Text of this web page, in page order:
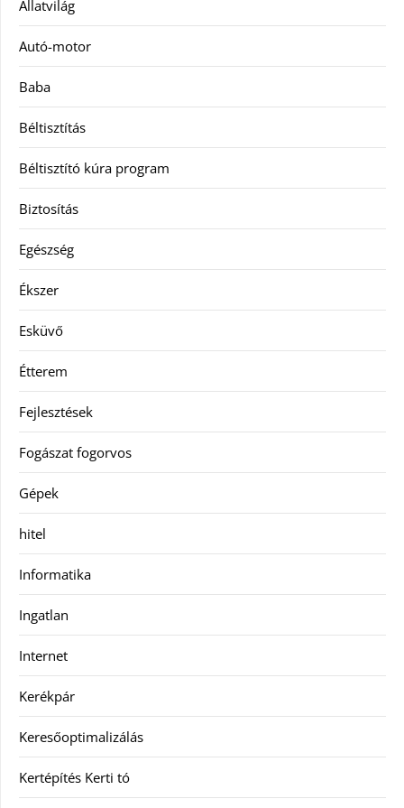
Állatvilág
Autó-motor
Baba
Béltisztítás
Béltisztító kúra program
Biztosítás
Egészség
Ékszer
Esküvő
Étterem
Fejlesztések
Fogászat fogorvos
Gépek
hitel
Informatika
Ingatlan
Internet
Kerékpár
Keresőoptimalizálás
Kertépítés Kerti tó